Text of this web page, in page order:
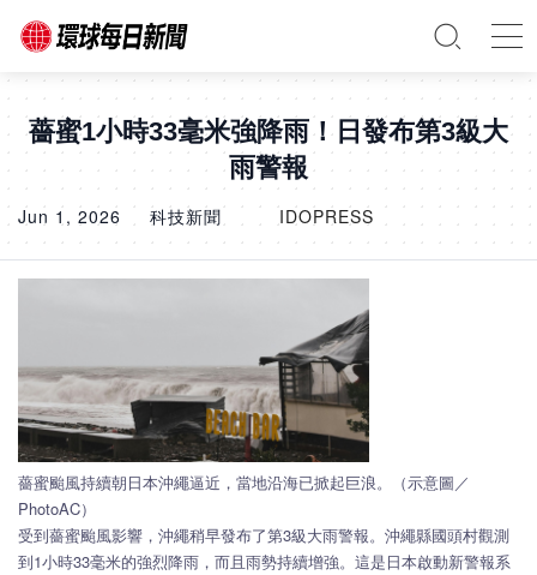
薔蜜1小時33毫米強降雨！日發布第3級大
雨警報
Jun 1, 2026 科技新聞 IDOPRESS
薔蜜颱風持續朝日本沖繩逼近，當地沿海已掀起巨浪。（示意圖／
PhotoAC）
受到薔蜜颱風影響，沖繩稍早發布了第3級大雨警報。沖繩縣國頭村觀測
到1小時33毫米的強烈降雨，而且雨勢持續增強。這是日本啟動新警報系